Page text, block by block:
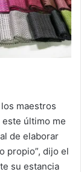
maestros
último me
de elaborar
propio”, dijo el
su estancia